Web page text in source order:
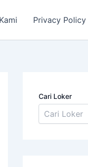
Privacy Policy
Cari Loker